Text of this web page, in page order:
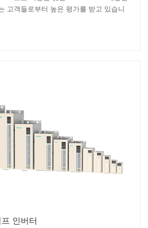
고객들로부터 높은 평가를 받고 있습니
인버터